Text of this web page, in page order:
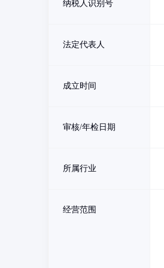
纳税人识别号
法定代表人
成立时间
审核/年检日期
所属行业
经营范围